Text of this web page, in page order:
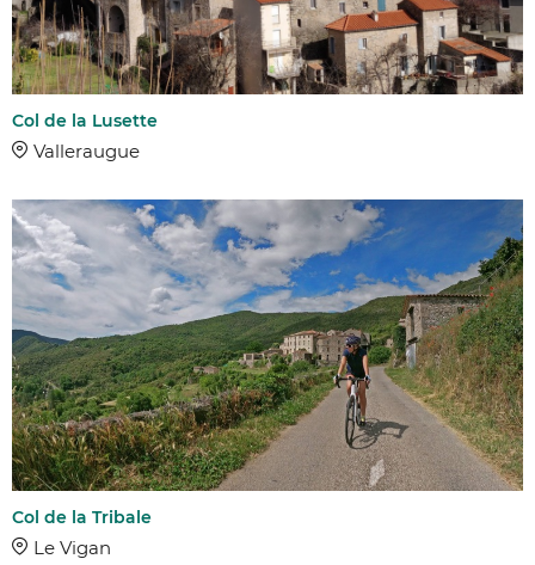
Col de la Lusette
Valleraugue
Col de la Tribale
Le Vigan